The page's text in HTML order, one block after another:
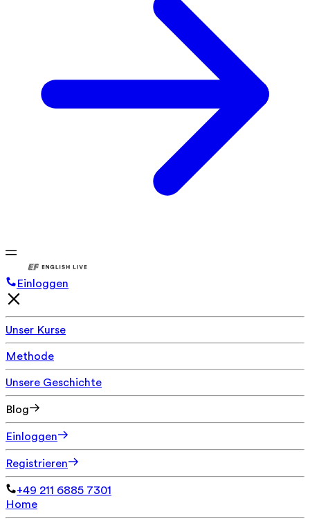
Einloggen
Unser Kurse
Methode
Unsere Geschichte
Blog
Einloggen
Registrieren
+49 211 6885 7301
Home